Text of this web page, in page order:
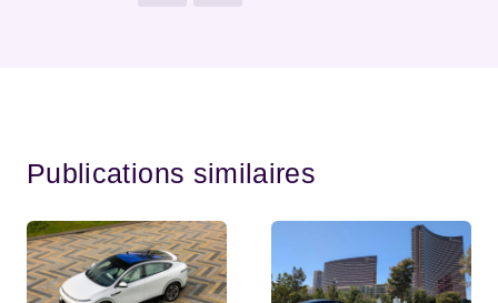
Publications similaires